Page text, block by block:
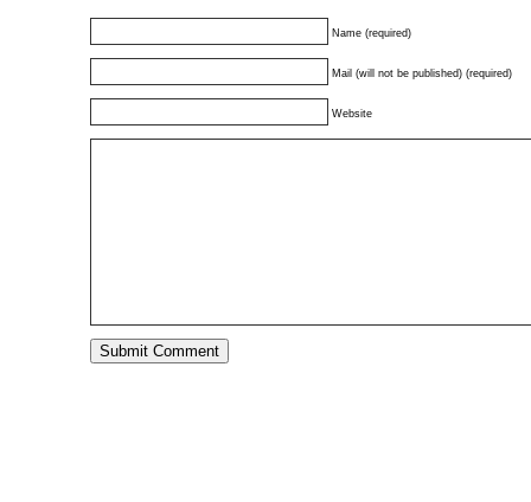
Name (required)
Mail (will not be published) (required)
Website